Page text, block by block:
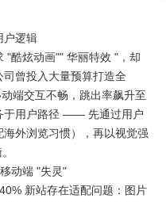
户逻辑​
"酷炫动画"" 华丽特效 "，却
曾投入大量预算打造全
端交互不畅，跳出率飙升至
于用户路径 —— 先通过用户
外浏览习惯），再以视觉强
动端 "失灵"​
新站存在适配问题：图片